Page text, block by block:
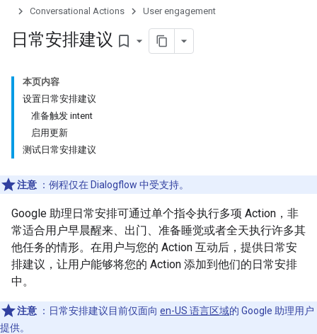
Conversational Actions
User engagement
日常安排建议 bookmark_border
本页内容
设置日常安排建议
准备触发 intent
启用更新
测试日常安排建议
注意 ：例程仅在 Dialogflow 中受支持。
Google 助理日常安排可通过单个指令执行多项 Action，非
常适合用户早晨醒来、出门、准备睡觉或者全天执行许多其
他任务的情形。在用户与您的 Action 互动后，提供日常安
排建议，让用户能够将您的 Action 添加到他们的日常安排
中。
注意 ：日常安排建议目前仅面向 en-US 语言区域的 Google 助理用户
提供。